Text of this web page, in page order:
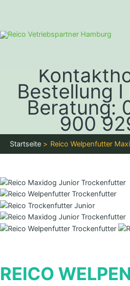
Bestellung I
Beratung:
900
Startseite Reico Welpenfutter
REICO